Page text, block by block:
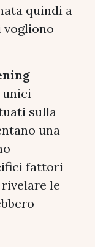
quindi a
vogliono
unici
sulla
una
fattori
le